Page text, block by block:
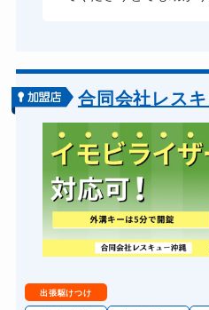
合同会社レス
出張駆けつけ